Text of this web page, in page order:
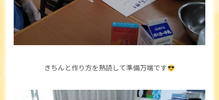
きちんと作り方を熟読して準備万端です